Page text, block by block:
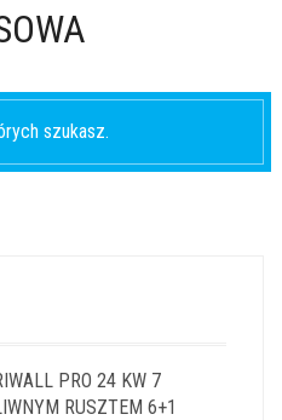
szukasz.
PRO 24 KW 7
RUSZTEM 6+1